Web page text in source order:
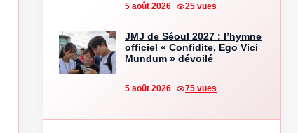
5 août 2026 25 vues
JMJ de Séoul 2027 : l’hymne
officiel « Confidite, Ego Vici
Mundum » dévoilé
5 août 2026 75 vues